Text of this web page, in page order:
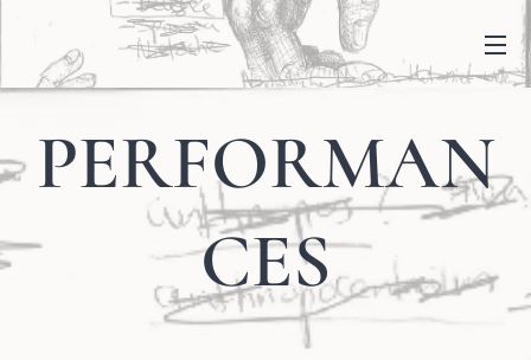
PERFORMAN
CES